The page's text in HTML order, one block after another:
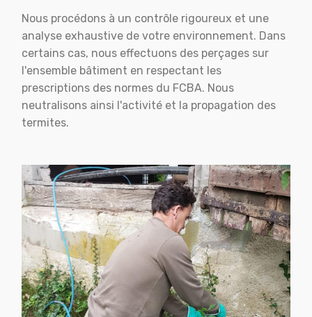
Nous procédons à un contrôle rigoureux et une
analyse exhaustive de votre environnement. Dans
certains cas, nous effectuons des perçages sur
l'ensemble bâtiment en respectant les
prescriptions des normes du FCBA. Nous
neutralisons ainsi l'activité et la propagation des
termites.